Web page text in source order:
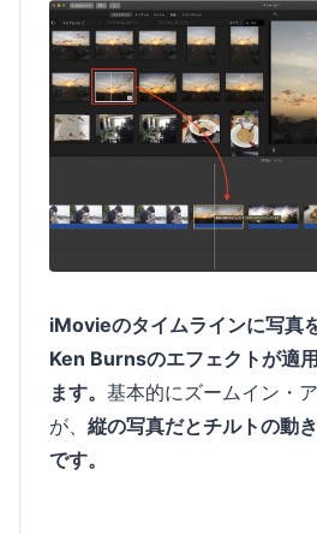
iMovieのタイムラインに写真
Ken Burnsのエフェクトが適
ます。 基本的にズームイン・
が、 縦の写真だとチルトの動
です。